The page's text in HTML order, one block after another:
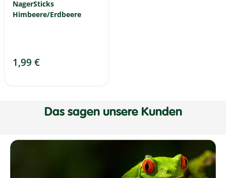
NagerSticks
Himbeere/Erdbeere
1,99 €
Das sagen unsere Kunden